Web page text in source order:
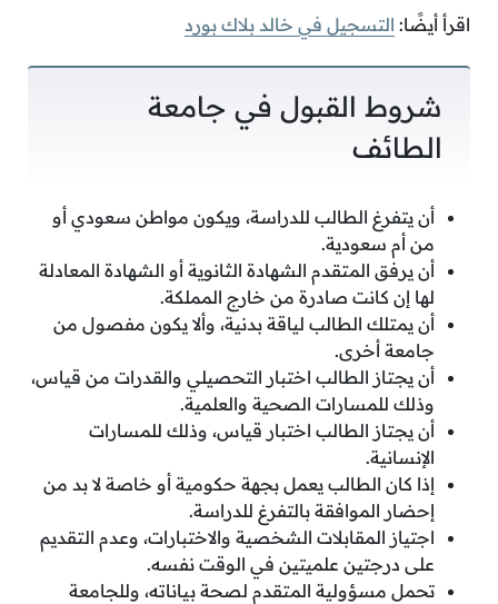
اقرأ أيضًا: التسجيل في خالد بلاك بورد
شروط القبول في جامعة
الطائف
أن يتفرغ الطالب للدراسة، ويكون مواطن سعودي أو
من أم سعودية.
أن يرفق المتقدم الشهادة الثانوية أو الشهادة المعادلة
لها إن كانت صادرة من خارج المملكة.
أن يمتلك الطالب لياقة بدنية، وألا يكون مفصول من
جامعة أخرى.
أن يجتاز الطالب اختبار التحصيلي والقدرات من قياس،
وذلك للمسارات الصحية والعلمية.
أن يجتاز الطالب اختبار قياس، وذلك للمسارات
الإنسانية.
إذا كان الطالب يعمل بجهة حكومية أو خاصة لا بد من
إحضار الموافقة بالتفرغ للدراسة.
اجتياز المقابلات الشخصية والاختبارات، وعدم التقديم
على درجتين علميتين في الوقت نفسه.
تحمل مسؤولية المتقدم لصحة بياناته، وللجامعة